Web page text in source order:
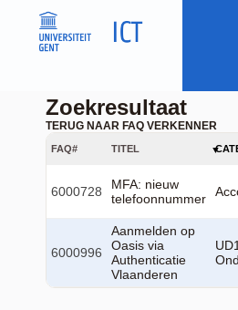
Zoekresultaat
TERUG NAAR FAQ VERKENNER
FAQ# TITEL
6000728
MFA: nieuw
telefoonnummer
6000996
Aanmelden op
Oasis via
Authenticatie
Vlaanderen